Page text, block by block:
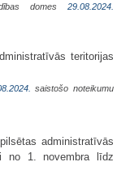
domes 29.08.2024.
teritorijas
saistošo noteikumu
administratīvās
no 1. novembra līdz